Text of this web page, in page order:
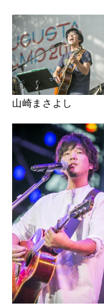
山崎まさよし